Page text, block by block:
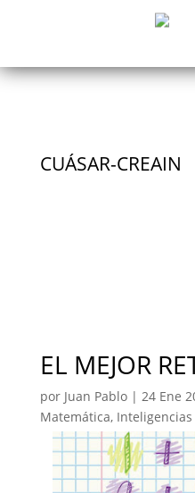
CUÁSAR-CREAIN
EL MEJOR
por Juan Pablo| 24 Ene
Matemática,